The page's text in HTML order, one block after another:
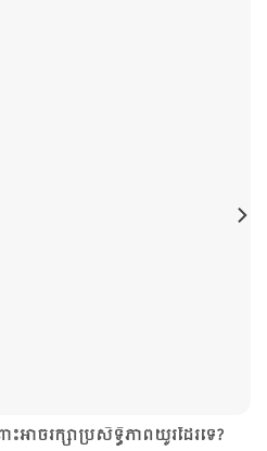
អាចរក្សាប្រសិទ្ធិភាពយូរ​ដែរ​ទេ?